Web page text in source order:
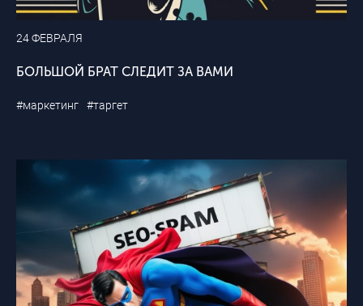
24 ФЕВРАЛЯ
БОЛЬШОЙ БРАТ СЛЕДИТ ЗА ВАМИ
#маркетинг #таргет